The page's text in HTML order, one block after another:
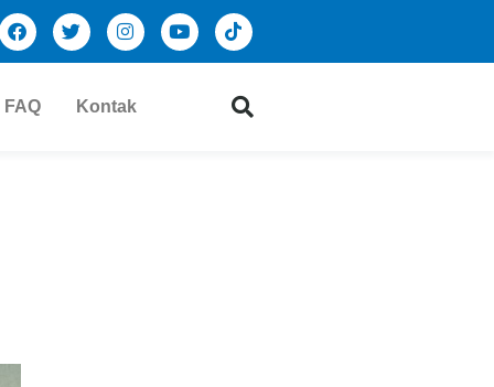
FAQ Kontak